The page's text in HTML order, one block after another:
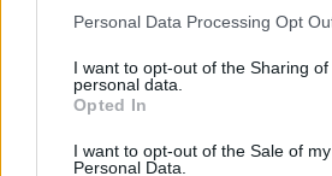
Personal Data Processing Opt
I want to opt-out of the Sharing of
personal data.
Opted In
I want to opt-out of the Sale of my
Personal Data.
φτέρνισμα) να φορούν
τη συγκεκριμένη πτήση.
κυκλοφορίας τωνιών του